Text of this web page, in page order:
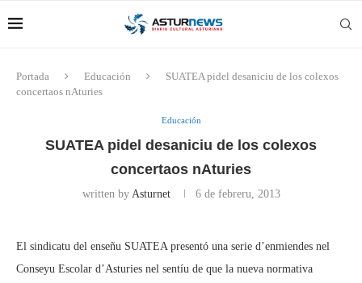
Portada Educación
SUATEA pidel desaniciu de los colexos
concertaos nAturies
Educación
SUATEA pidel desaniciu de los colexos
concertaos nAturies
written by Asturnet 6 de febreru, 2013
El sindicatu del enseñu SUATEA presentó una serie d’enmiendes nel
Conseyu Escolar d’Asturies nel sentíu de que la nueva normativa